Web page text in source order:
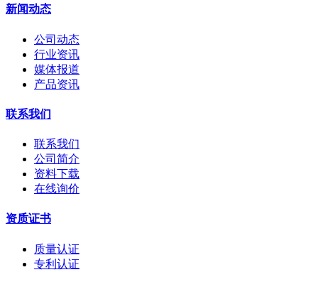
新闻动态
公司动态
行业资讯
媒体报道
产品资讯
联系我们
联系我们
公司简介
资料下载
在线询价
资质证书
质量认证
专利认证